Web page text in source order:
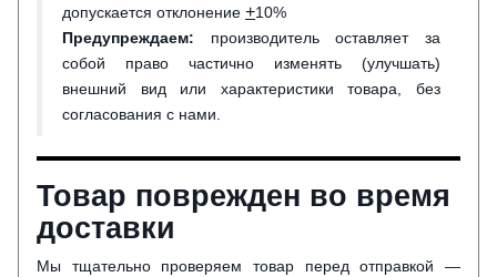
допускается отклонение +10%
Предупреждаем: производитель оставляет за
собой право частично изменять (улучшать)
внешний вид или характеристики товара, без
согласования с нами.
Товар поврежден во время
доставки
Мы тщательно проверяем товар перед отправкой —